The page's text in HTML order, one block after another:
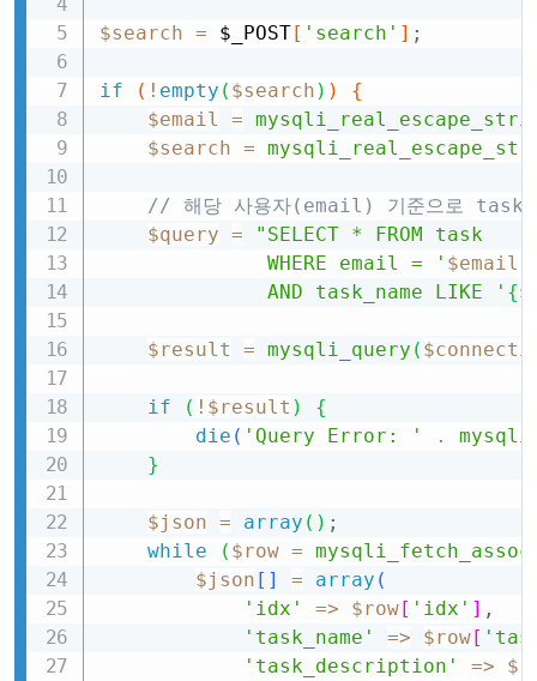
$search = $_POST[ 'search' ] ;
if ( ! empty ( $search ) )
{
$email
=
$search =
// 해당 사용자(email) 기준으로
$query =
"SELECT * FROM task
              WHERE email = '
$email
              AND task_name LIKE '
{
$result = mysqli_query (
if ( ! $result )
{
die ( 'Query Error: ' .
}
$json = array ( ) ;
while
( $row = mysqli_fetch_assoc
$json [ ] = array (
'idx'
=> $row[ 'idx' ] ,
'task_name'
=> $row[
'task_description'
=>